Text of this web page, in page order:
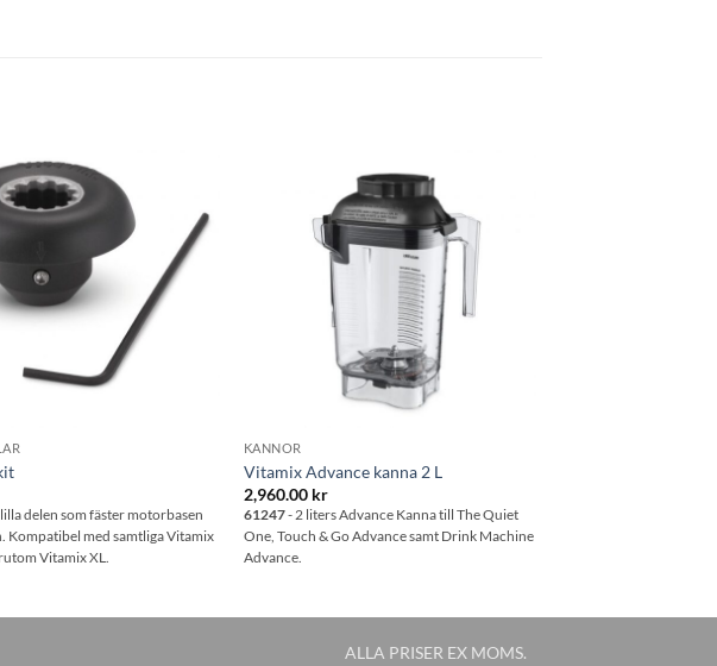
önskelistan
delen som fäster motorbasen
Kompatibel med samtliga Vitamix
Vitamix XL.
önskelistan
KANNOR
Vitamix Advance kanna 2 L
2,960.00 kr
61247- 2 liters Advance Kanna till The Quiet
One, Touch & Go Advance samt Drink Machine
Advance.
ALLA PRISER EX MOMS.